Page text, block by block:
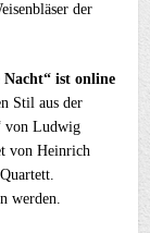
der
Nacht“ ist online
Stil aus der
von Ludwig
von Heinrich
werden.